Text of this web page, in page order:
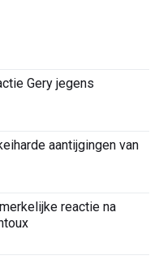
Gery jegens
aantijgingen van
reactie na